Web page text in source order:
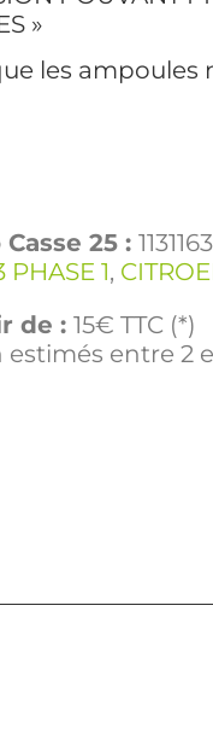
»
les ampoules
25 :
PHASE 1,
de : 15€ TTC (*)
estimés entre 2